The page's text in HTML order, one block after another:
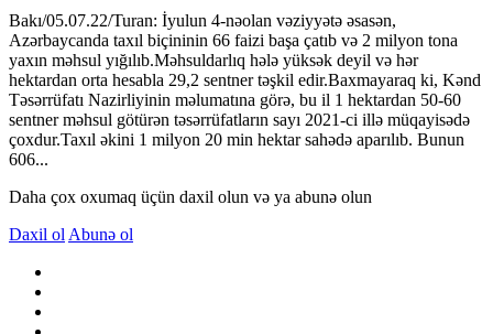
Bakı/05.07.22/Turan: İyulun 4-nəolan vəziyyətə əsasən,
Azərbaycanda taxıl biçininin 66 faizi başa çatıb və 2 milyon tona
yaxın məhsul yığılıb.Məhsuldarlıq hələ yüksək deyil və hər
hektardan orta hesabla 29,2 sentner təşkil edir.Baxmayaraq ki, Kənd
Təsərrüfatı Nazirliyinin məlumatına görə, bu il 1 hektardan 50-60
sentner məhsul götürən təsərrüfatların sayı 2021-ci illə müqayisədə
çoxdur.Taxıl əkini 1 milyon 20 min hektar sahədə aparılıb. Bunun
606...
Daha çox oxumaq üçün daxil olun və ya abunə olun
Daxil ol Abunə ol